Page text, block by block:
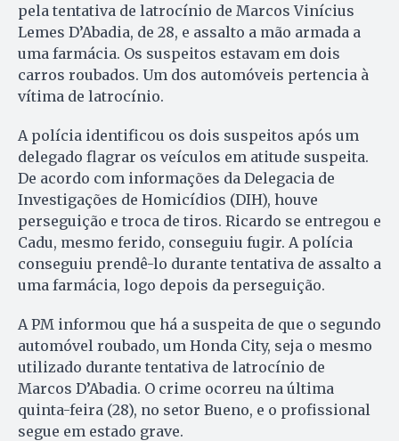
pela tentativa de latrocínio de Marcos Vinícius
Lemes D’Abadia, de 28, e assalto a mão armada a
uma farmácia. Os suspeitos estavam em dois
carros roubados. Um dos automóveis pertencia à
vítima de latrocínio.
A polícia identificou os dois suspeitos após um
delegado flagrar os veículos em atitude suspeita.
De acordo com informações da Delegacia de
Investigações de Homicídios (DIH), houve
perseguição e troca de tiros. Ricardo se entregou e
Cadu, mesmo ferido, conseguiu fugir. A polícia
conseguiu prendê-lo durante tentativa de assalto a
uma farmácia, logo depois da perseguição.
A PM informou que há a suspeita de que o segundo
automóvel roubado, um Honda City, seja o mesmo
utilizado durante tentativa de latrocínio de
Marcos D’Abadia. O crime ocorreu na última
quinta-feira (28), no setor Bueno, e o profissional
segue em estado grave.